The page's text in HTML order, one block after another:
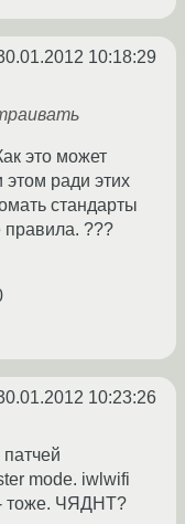
10:18:29
это может
ради этих
стандарты
правила. ???
10:23:26
mode. iwlwifi
тоже. ЧЯДНТ?